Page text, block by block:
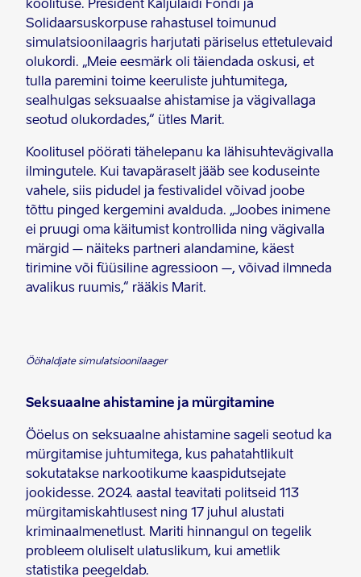
koolituse. President Kaljulaidi Fondi ja
Solidaarsuskorpuse rahastusel toimunud
simulatsioonilaagris harjutati päriselus ettetulevaid
olukordi. „Meie eesmärk oli täiendada oskusi, et
tulla paremini toime keeruliste juhtumitega,
sealhulgas seksuaalse ahistamise ja vägivallaga
seotud olukordades,“ ütles Marit.
Koolitusel pöörati tähelepanu ka lähisuhtevägivalla
ilmingutele. Kui tavapäraselt jääb see koduseinte
vahele, siis pidudel ja festivalidel võivad joobe
tõttu pinged kergemini avalduda. „Joobes inimene
ei pruugi oma käitumist kontrollida ning vägivalla
märgid – näiteks partneri alandamine, käest
tirimine või füüsiline agressioon –, võivad ilmneda
avalikus ruumis,“ rääkis Marit.
Ööhaldjate simulatsioonilaager
Seksuaalne ahistamine ja mürgitamine
Ööelus on seksuaalne ahistamine sageli seotud ka
mürgitamise juhtumitega, kus pahatahtlikult
sokutatakse narkootikume kaaspidutsejate
jookidesse. 2024. aastal teavitati politseid 113
mürgitamiskahtlusest ning 17 juhul alustati
kriminaalmenetlust. Mariti hinnangul on tegelik
probleem oluliselt ulatuslikum, kui ametlik
statistika peegeldab.